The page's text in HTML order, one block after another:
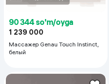
90 344 so'm/oyga
1 239 000
Массажер Genau Touch Instinct,
белый